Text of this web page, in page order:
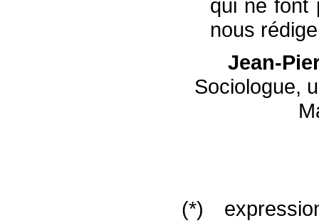
qui ne font
nous
Jean-
Sociologue,
(*)